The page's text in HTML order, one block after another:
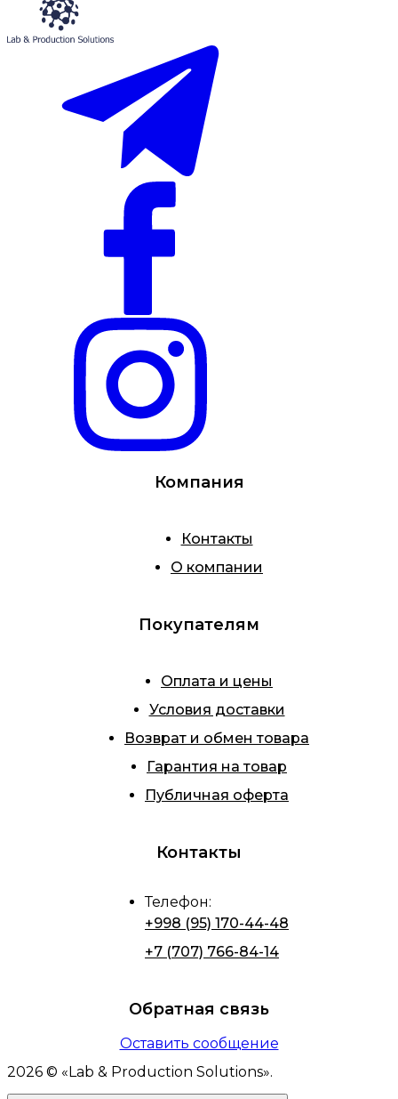
Компания
Контакты
О компании
Покупателям
Оплата и цены
Условия доставки
Возврат и обмен товара
Гарантия на товар
Публичная оферта
Контакты
Телефон:
+998 (95) 170-44-48
+7 (707) 766-84-14
Обратная связь
Оставить сообщение
2026 © « Lab & Production Solutions».